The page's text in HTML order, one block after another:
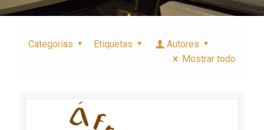
Categorias Etiquetas
Autores
Mostrar todo